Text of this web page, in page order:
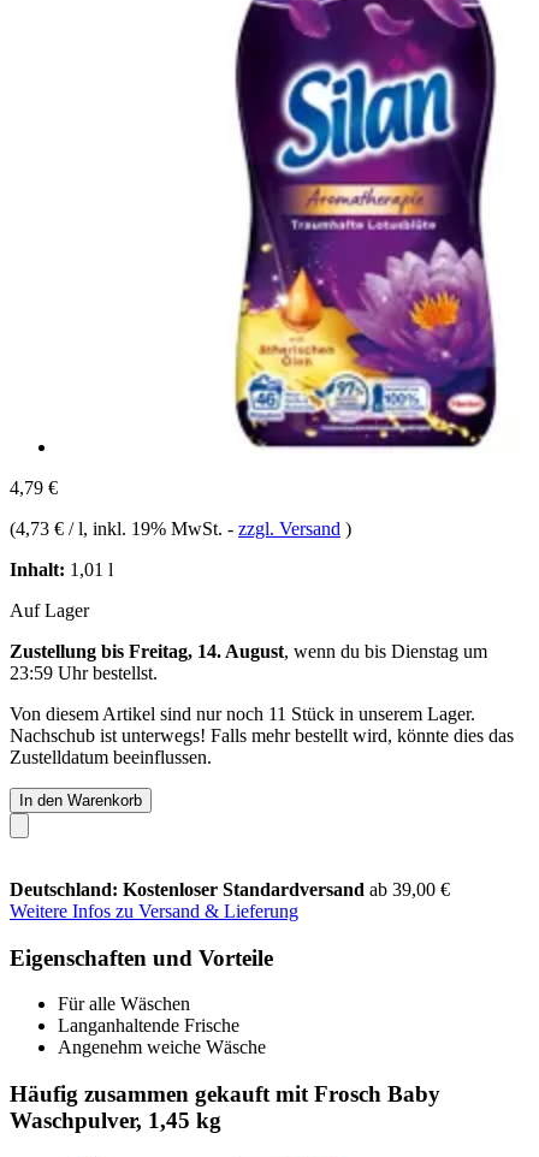
4,79 €
(4,73 € / l, inkl. 19% MwSt. - zzgl. Versand )
Inhalt: 1,01 l
Auf Lager
Zustellung bis Freitag, 14. August, wenn du bis Dienstag um
23:59 Uhrbestellst.
Von diesem Artikel sind nur noch 11 Stück in unserem Lager.
Nachschub ist unterwegs! Falls mehr bestellt wird, könnte dies das
Zustelldatum beeinflussen.
In den Warenkorb
Deutschland: Kostenloser Standardversand ab 39,00 €
Weitere Infos zu Versand & Lieferung
Eigenschaften und Vorteile
Für alle Wäschen
Langanhaltende Frische
Angenehm weiche Wäsche
Häufig zusammen gekauft mit Frosch Baby
Waschpulver, 1,45 kg